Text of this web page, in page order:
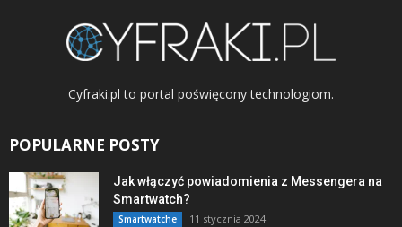
Cyfraki.pl to portal poświęcony technologiom.
POPULARNE POSTY
Jak włączyć powiadomienia z Messengera na
Smartwatch?
Smartwatche 11 stycznia 2024